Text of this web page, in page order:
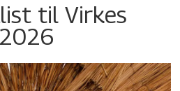
til Virkes